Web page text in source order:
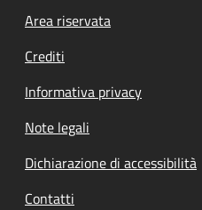
Footer menu
Area riservata
Crediti
Informativa privacy
Note legali
Dichiarazione di accessibilità
Contatti